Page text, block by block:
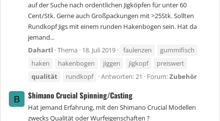
auf der Suche nach ordentlichen Jigköpfen für unter 60
Cent/Stk. Gerne auch Großpackungen mit >25Stk. Sollten
Rundkopf Jigs mit einem runden Hakenbogen sein. Hat da
jemand...
Dahartl Thema 18. Juli 2019 faulenzen
gummifisch
haken
hakenbogen jiggen jigkopf
preiswert
qualität
rundkopf Antworten: 21 Forum:Zubehör
B Shimano Crucial Spinning/Casting
Hat jemand Erfahrung, mit den Shimano Crucial Modellen
zwecks Qualität oder Wurfeigenschaften ?